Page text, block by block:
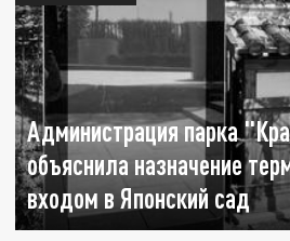
Администрация парка
объяснила назначение
входом в Японский сад